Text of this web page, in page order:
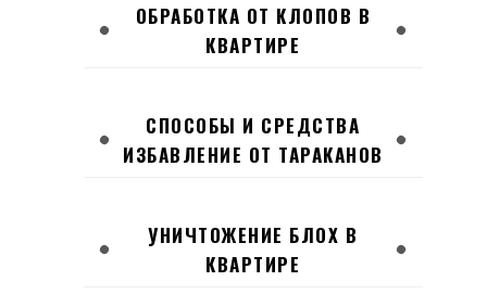
ОБРАБОТКА ОТ КЛОПОВ В
КВАРТИРЕ
СПОСОБЫ И СРЕДСТВА
ИЗБАВЛЕНИЕ ОТ ТАРАКАНОВ
УНИЧТОЖЕНИЕ БЛОХ В
КВАРТИРЕ